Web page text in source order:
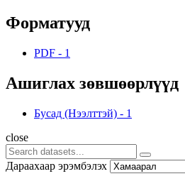
Форматууд
PDF - 1
Ашиглах зөвшөөрлүүд
Бусад (Нээлттэй) - 1
close
Дараахаар эрэмбэлэх